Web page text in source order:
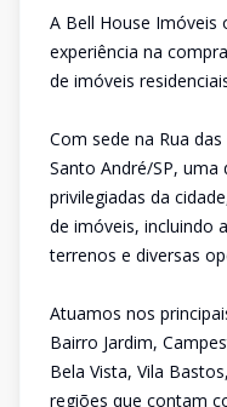
A Bell House Imóveis
experiência na
de imóveis
Com sede na Rua
Santo André/SP, uma
privilegiadas da
de imóveis, incluindo
terrenos e diversas
Atuamos nos
Bairro Jardim,
Bela Vista, Vila
regiões que contam